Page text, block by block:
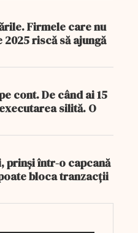
Firmele care nu
riscă să ajungă
cont. De când ai 15
silită. O
prinși într-o capcană
bloca tranzacții